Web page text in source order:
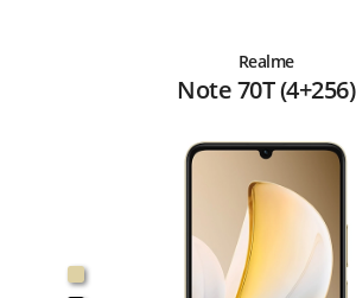
Realme
Note 70T (4+256)